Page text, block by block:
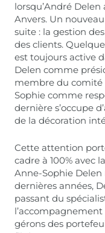
lorsqu’André
Anvers. Un
suite : la gestion
des clients.
est toujours active
Delen comme
membre du comité
Sophie comme
dernière s’occupe
de la décoration
Cette attention
cadre à 100% avec
Anne-Sophie Delen
dernières années,
passant du
gérons des